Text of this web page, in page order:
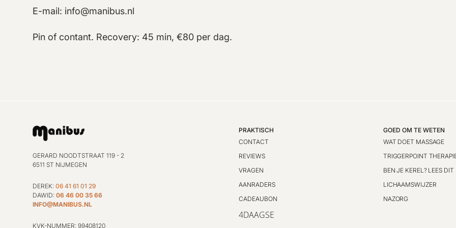
E-mail: info@manibus.nl
Pin of contant. Recovery: 45 min, €80 per dag.
GERARD NOODTSTRAAT 119 - 2
6511 ST NIJMEGEN
DEREK: 06 41 61 01 29
DAWID: 06 46 00 35 66
INFO@MANIBUS.NL
KVK-NUMMER: 99408120
PRAKTISCH
CONTACT
REVIEWS
VRAGEN
AANRADERS
CADEAUBON
4DAAGSE
GOED OM TE WETEN
WAT DOET MASSAGE
TRIGGERPOINT
BEN JE KEREL? LEES DIT
LICHAAMSWIJZER
NAZORG